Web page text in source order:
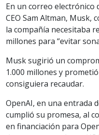
En un correo electrónico
CEO Sam Altman, Musk,
la compañía necesitaba
millones para “evitar
Musk sugirió un
1.000 millones y
consiguiera recaudar.
OpenAI, en una entrada
cumplió su promesa, al
en financiación para